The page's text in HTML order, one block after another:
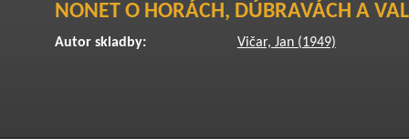
NONET O HORÁCH, DÚBRAVÁCH A
Autor skladby: Vičar, Jan (1949)